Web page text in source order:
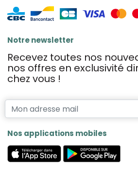
Notre newsletter
Recevez toutes nos
nos offres en exclusivité
chez vous !
Nos applications mobiles